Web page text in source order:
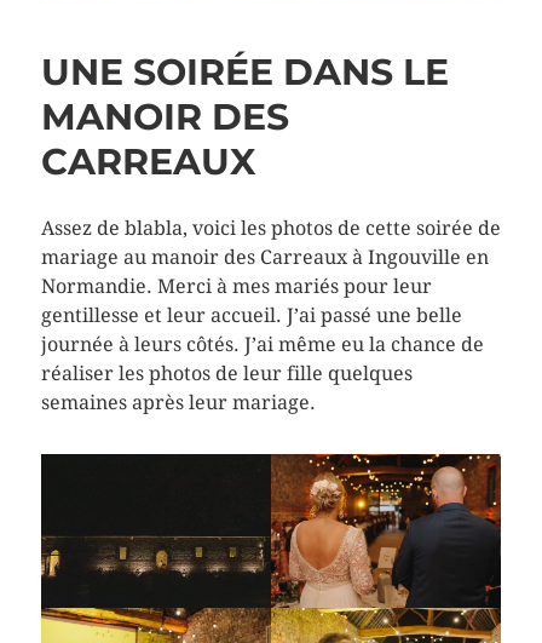
UNE SOIRÉE DANS LE
MANOIR DES
CARREAUX
Assez de blabla, voici les photos de cette soirée de
mariage au manoir des Carreaux à Ingouville en
Normandie. Merci à mes mariés pour leur
gentillesse et leur accueil. J’ai passé une belle
journée à leurs côtés. J’ai même eu la chance de
réaliser les photos de leur fille quelques
semaines après leur mariage.